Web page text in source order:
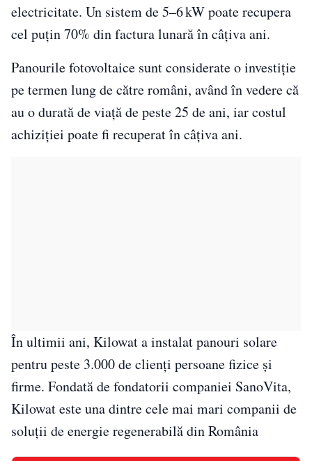
electricitate. Un sistem de 5–6 kW poate recupera
cel puțin 70% din factura lunară în câțiva ani.
Panourile fotovoltaice sunt considerate o investiție
pe termen lung de către români, având în vedere că
au o durată de viață de peste 25 de ani, iar costul
achiziției poate fi recuperat în câțiva ani.
În ultimii ani, Kilowat a instalat panouri solare
pentru peste 3.000 de clienți persoane fizice și
firme. Fondată de fondatorii companiei SanoVita,
Kilowat este una dintre cele mai mari companii de
soluții de energie regenerabilă din România